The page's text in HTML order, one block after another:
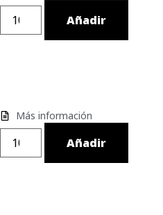
Añadir
Más información
Añadir